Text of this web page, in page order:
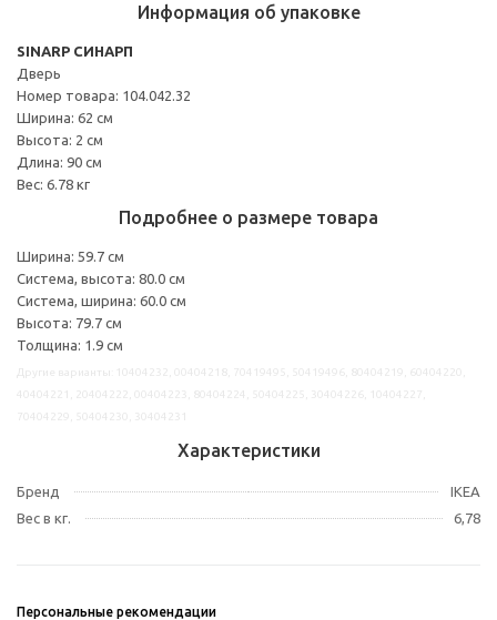
Информация об упаковке
SINARP СИНАРП
Дверь
Номер товара: 104.042.32
Ширина: 62 см
Высота: 2 см
Длина: 90 см
Вес: 6.78 кг
Подробнее о размере товара
Ширина: 59.7 см
Система, высота: 80.0 см
Система, ширина: 60.0 см
Высота: 79.7 см
Толщина: 1.9 см
Характеристики
Бренд
IKEA
Вес в кг.
6,78
Персональные рекомендации